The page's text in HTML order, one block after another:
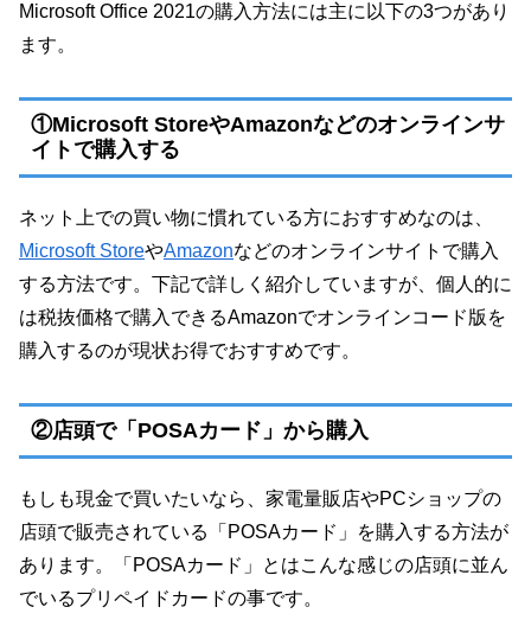
Microsoft Office 2021の購入方法には主に以下の3つがあり
ます。
①Microsoft StoreやAmazonなどのオンラインサ
イトで購入する
ネット上での買い物に慣れている方におすすめなのは、
Microsoft StoreやAmazonなどのオンラインサイトで購入
する方法です。下記で詳しく紹介していますが、個人的に
は税抜価格で購入できるAmazonでオンラインコード版を
購入するのが現状お得でおすすめです。
②店頭で「POSAカード」から購入
もしも現金で買いたいなら、家電量販店やPCショップの
店頭で販売されている「POSAカード」を購入する方法が
あります。「POSAカード」とはこんな感じの店頭に並ん
でいるプリペイドカードの事です。